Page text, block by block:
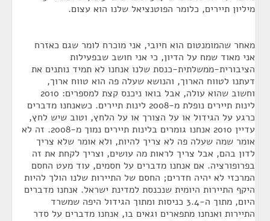
מיליון תיירים, כלומר הפוטנציאל שלנו הוא עצום.
מאחר שהמומנטום הוא חיובי, אני מוכרח לומר שגם כאזרח
אני מאוד שמח על הדיון, כי אני חושב שבפעילות
הציבורית-ממשלתית-כנסת שלנו אנחנו לא תמיד נותנים את
דעתנו לטווח הארוך, והנושא שעלה פה הוא טווח ארוך,
וחשוב שהוא עולה, אבל בואו ניכנס קצת למספרים: 2010
לינות תיירים נופלת מ-2008 לינות תיירים. כשאנחנו מדברים
כרגע על הגידול או על הצורך או על הלחץ, וטוב שיש לחץ,
עדיין 2010 אנחנו גומרים בלינות תיירים נמוך מ-2008. זה לא
אומר שמה שעלה פה לא צריך להיות, ולא אומר שלא צריך
לדון בהם, אבל צריך לראות מה עושים, וצריך לקחת את זה
בפרופורציה. אם אנחנו מדברים על חסמים, עוד מעט החסם
המרכזי לא יהיה חדרים; החסם של התיירות שלנו הולך להיות
היקף התיירות היומית שנכנסת למדינת ישראל. אנחנו מדברים
היום, מתוך ה-3.4 כניסות ומתוך הגידול היפה שמשרד
התיירות ואנחנו מתפארים וגאים בו, אנחנו מדברים על סדר